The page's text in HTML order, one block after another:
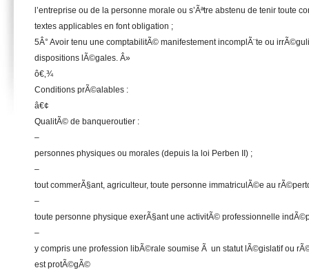
l’entreprise ou de la personne morale ou s’Ãªtre abstenu de tenir toute
textes applicables en font obligation ;
5Â° Avoir tenu une comptabilitÃ© manifestement incomplÃ¨te ou
dispositions lÃ©gales. Â»
ô€‚¾
Conditions prÃ©alables :
â€¢
QualitÃ© de banqueroutier :
–
personnes physiques ou morales (depuis la loi Perben II) ;
–
tout commerÃ§ant, agriculteur, toute personne immatriculÃ©e au
–
toute personne physique exerÃ§ant une activitÃ© professionnelle
–
y compris une profession libÃ©rale soumise Ã un statut lÃ©gislatif ou
est protÃ©gÃ©